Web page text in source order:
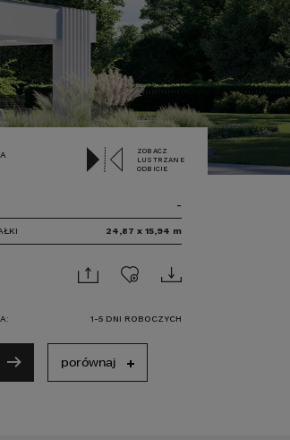
ZOBACZ
LUSTRZANE
ODBICIE
-
24,87 x 15,94 m
1-5 DNI ROBOCZYCH
porównaj